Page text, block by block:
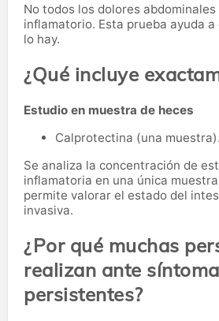
No todos los dolores
inflamatorio. Esta prueba ayuda
lo hay.
¿Qué incluye
Estudio en muestra de heces
Calprotectina (una muestra).
Se analiza la concentración de
inflamatoria en una única
permite valorar el estado del
invasiva.
¿Por qué muchas
realizan ante
persistentes?